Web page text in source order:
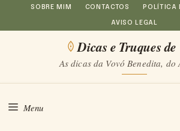
Saltar
para
conteúdo
SOBRE MIM CONTACTOS POLÍTICA
AVISO LEGAL
Dicas e Truques de
As dicas da Vovó Benedita, do
Menu